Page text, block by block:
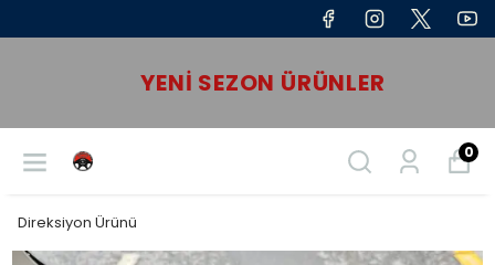
YENI SEZON ÜRÜNLER
0
Direksiyon Ürünü